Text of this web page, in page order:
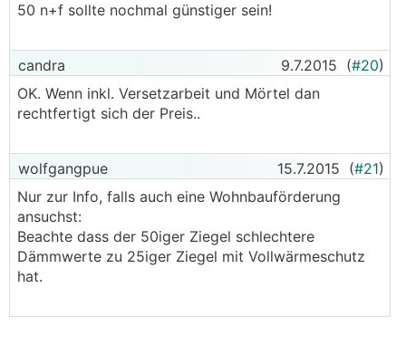
50 n+f sollte nochmal günstiger sein!
candra 9.7.2015 (#20)
OK. Wenn inkl. Versetzarbeit und Mörtel dan
rechtfertigt sich der Preis..
wolfgangpue 15.7.2015 (#21)
Nur zur Info, falls auch eine Wohnbauförderung
ansuchst:
Beachte dass der 50iger Ziegel schlechtere
Dämmwerte zu 25iger Ziegel mit Vollwärmeschutz
hat.